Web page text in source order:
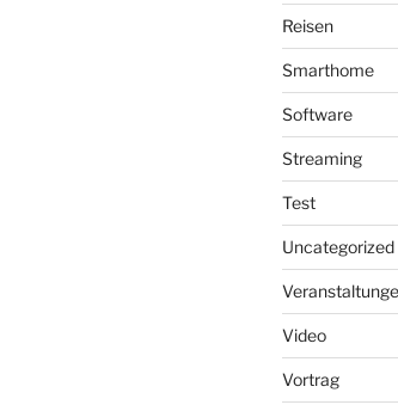
Reisen
Smarthome
Software
Streaming
Test
Uncategorized
Video
Vortrag